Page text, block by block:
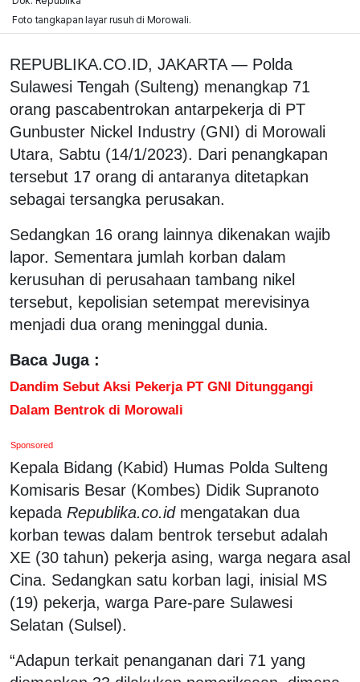
Foto tangkapan layar rusuh di Morowali.
REPUBLIKA.CO.ID, JAKARTA — Polda
Sulawesi Tengah (Sulteng) menangkap 71
orang pascabentrokan antarpekerja di PT
Gunbuster Nickel Industry (GNI) di Morowali
Utara, Sabtu (14/1/2023). Dari penangkapan
tersebut 17 orang di antaranya ditetapkan
sebagai tersangka perusakan.
Sedangkan 16 orang lainnya dikenakan wajib
lapor. Sementara jumlah korban dalam
kerusuhan di perusahaan tambang nikel
tersebut, kepolisian setempat merevisinya
menjadi dua orang meninggal dunia.
Baca Juga :
Dandim Sebut Aksi Pekerja PT GNI Ditunggangi
Dalam Bentrok di Morowali
Sponsored
Kepala Bidang (Kabid) Humas Polda Sulteng
Komisaris Besar (Kombes) Didik Supranoto
kepada Republika.co.idmengatakan dua
korban tewas dalam bentrok tersebut adalah
XE (30 tahun) pekerja asing, warga negara asal
Cina. Sedangkan satu korban lagi, inisial MS
(19) pekerja, warga Pare-pare Sulawesi
Selatan (Sulsel).
“Adapun terkait penanganan dari 71 yang